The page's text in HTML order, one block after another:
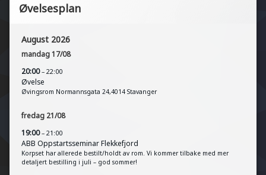
Øvelsesplan
August 2026
mandag17/08
20:00– 22:00
Øvelse
Øvingsrom Normannsgata 24,4014 Stavanger
fredag 21/08
19:00– 21:00
ABB Oppstartsseminar Flekkefjord
Korpset har allerede bestilt/holdt av rom. Vi kommer tilbake med mer
detaljert bestilling i juli – god sommer!